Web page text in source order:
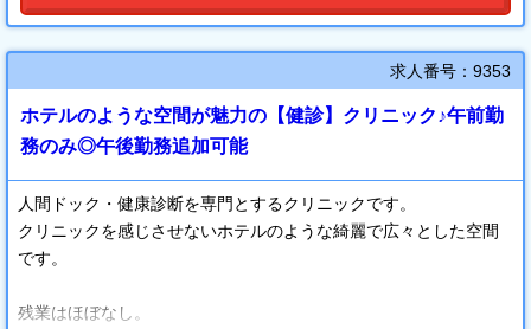
求人番号：9353
ホテルのような空間が魅力の【健診】クリニック♪午前勤
務のみ◎午後勤務追加可能
人間ドック・健康診断を専門とするクリニックです。
クリニックを感じさせないホテルのような綺麗で広々とした空間
です。
残業はほぼなし。